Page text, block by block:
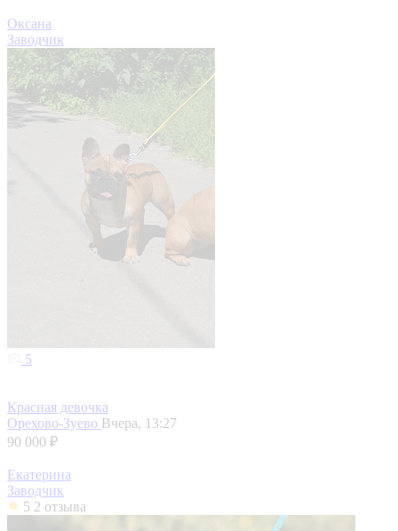
Оксана
Заводчик
5
Красная девочка
Орехово-Зуево Вчера, 13:27
90 000 ₽
Екатерина
Заводчик
5 2 отзыва